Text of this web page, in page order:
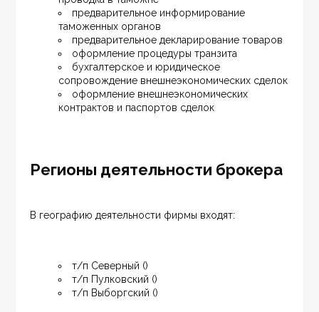
предварительное информирование
таможенных органов
предварительное декларирование товаров
оформление процедуры транзита
бухгалтерское и юридическое
сопровождение внешнеэкономических сделок
оформление внешнеэкономических
контрактов и паспортов сделок
Регионы деятельности брокера
В географию деятельности фирмы входят:
т/п Северный ()
т/п Пулковский ()
т/п Выборгский ()